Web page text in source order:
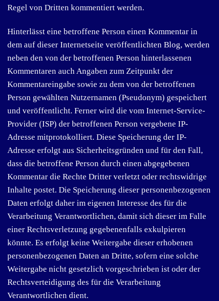
Regel von Dritten kommentiert werden.
Hinterlässt eine betroffene Person einen Kommentar in
dem auf dieser Internetseite veröffentlichten Blog, werden
neben den von der betroffenen Person hinterlassenen
Kommentaren auch Angaben zum Zeitpunkt der
Kommentareingabe sowie zu dem von der betroffenen
Person gewählten Nutzernamen (Pseudonym) gespeichert
und veröffentlicht. Ferner wird die vom Internet-Service-
Provider (ISP) der betroffenen Person vergebene IP-
Adresse mitprotokolliert. Diese Speicherung der IP-
Adresse erfolgt aus Sicherheitsgründen und für den Fall,
dass die betroffene Person durch einen abgegebenen
Kommentar die Rechte Dritter verletzt oder rechtswidrige
Inhalte postet. Die Speicherung dieser personenbezogenen
Daten erfolgt daher im eigenen Interesse des für die
Verarbeitung Verantwortlichen, damit sich dieser im Falle
einer Rechtsverletzung gegebenenfalls exkulpieren
könnte. Es erfolgt keine Weitergabe dieser erhobenen
personenbezogenen Daten an Dritte, sofern eine solche
Weitergabe nicht gesetzlich vorgeschrieben ist oder der
Rechtsverteidigung des für die Verarbeitung
Verantwortlichen dient.